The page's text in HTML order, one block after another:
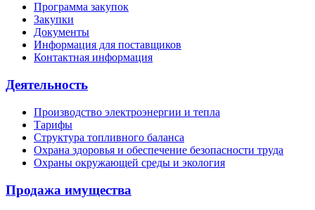
Программа закупок
Закупки
Документы
Информация для поставщиков
Контактная информация
Деятельность
Производство электроэнергии и тепла
Тарифы
Структура топливного баланса
Охрана здоровья и обеспечение безопасности труда
Охраны окружающей среды и экология
Продажа имущества